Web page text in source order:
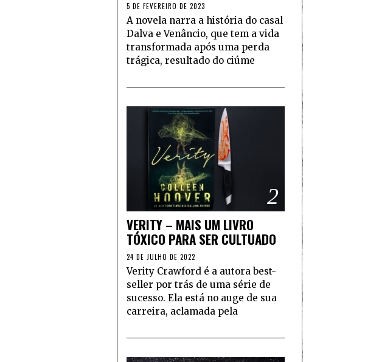
5 DE FEVEREIRO DE 2023
A novela narra a história do casal
Dalva e Venâncio, que tem a vida
transformada após uma perda
trágica, resultado do ciúme
2
VERITY – MAIS UM LIVRO
TÓXICO PARA SER CULTUADO
24 DE JULHO DE 2022
Verity Crawford é a autora best-
seller por trás de uma série de
sucesso. Ela está no auge de sua
carreira, aclamada pela